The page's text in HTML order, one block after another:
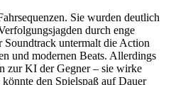
Sie wurden deutlich
durch enge
Soundtrack untermalt die Action
und modernen Beats. Allerdings
zur KI der Gegner – sie wirke
den Spielspaß auf Dauer